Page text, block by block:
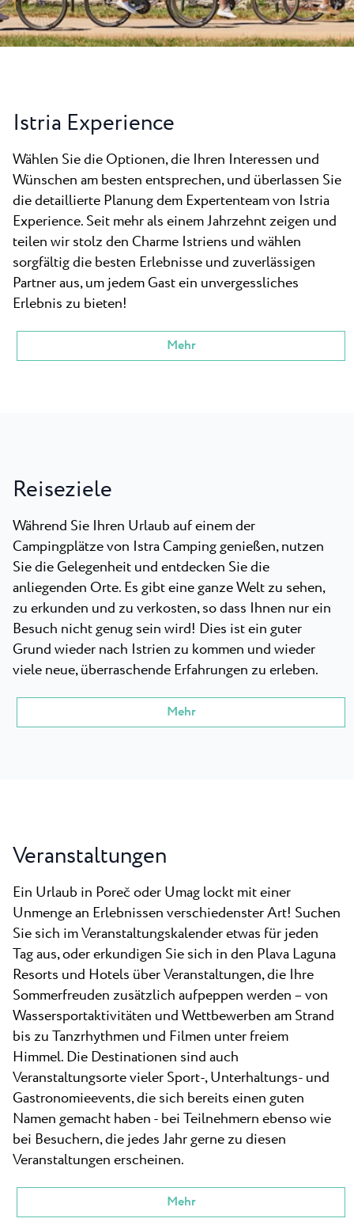
Camping Kanegra
Alle Campingplätze
Strände
Plava Laguna Sport
Pepi Club
Alles Erkunden
Neu
Kontakt
Istria Experience
Wählen Sie die Optionen, die Ihren Interessen und
Wünschen am besten entsprechen, und überlassen Sie
die detaillierte Planung dem Expertenteam von Istria
Experience. Seit mehr als einem Jahrzehnt zeigen und
teilen wir stolz den Charme Istriens und wählen
sorgfältig die besten Erlebnisse und zuverlässigen
Partner aus, um jedem Gast ein unvergessliches
Erlebnis zu bieten!
Mehr
Reiseziele
Während Sie Ihren Urlaub auf einem der
Campingplätze von Istra Camping genießen, nutzen
Sie die Gelegenheit und entdecken Sie die
anliegenden Orte. Es gibt eine ganze Welt zu sehen,
zu erkunden und zu verkosten, so dass Ihnen nur ein
Besuch nicht genug sein wird! Dies ist ein guter
Grund wieder nach Istrien zu kommen und wieder
viele neue, überraschende Erfahrungen zu erleben.
Mehr
Veranstaltungen
Ein Urlaub in Poreč oder Umag lockt mit einer
Unmenge an Erlebnissen verschiedenster Art! Suchen
Sie sich im Veranstaltungskalender etwas für jeden
Tag aus, oder erkundigen Sie sich in den Plava Laguna
Resorts und Hotels über Veranstaltungen, die Ihre
Sommerfreuden zusätzlich aufpeppen werden – von
Wassersportaktivitäten und Wettbewerben am Strand
bis zu Tanzrhythmen und Filmen unter freiem
Himmel. Die Destinationen sind auch
Veranstaltungsorte vieler Sport-, Unterhaltungs- und
Gastronomieevents, die sich bereits einen guten
Namen gemacht haben - bei Teilnehmern ebenso wie
bei Besuchern, die jedes Jahr gerne zu diesen
Veranstaltungen erscheinen.
Mehr